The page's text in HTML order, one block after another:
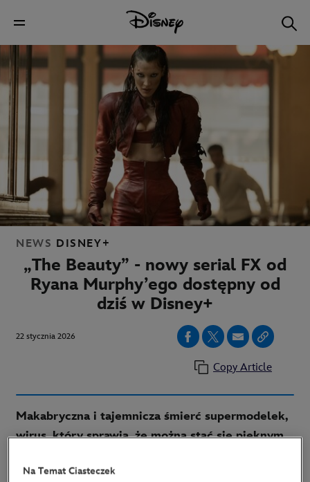
NEWS DISNEY+
„The Beauty” - nowy serial FX od
Ryana Murphy’ego dostępny od
dziś w Disney+
22 stycznia 2026
Copy Article
Makabryczna i tajemnicza śmierć supermodelek,
wirus, który sprawia, że można stać się pięknym
do sedna sprawy. Już od dzisiaj w Disney+ można
Na Temat Ciasteczek